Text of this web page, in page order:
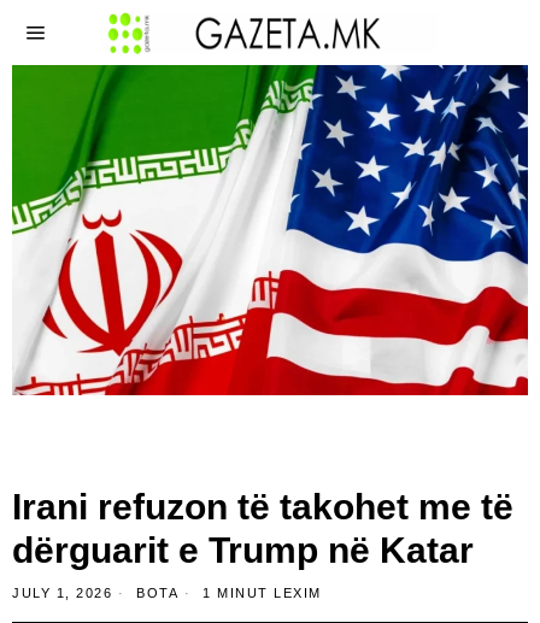
Irani refuzon të takohet me të
dërguarit e Trump në Katar
JULY 1, 2026 BOTA 1 MINUT LEXIM